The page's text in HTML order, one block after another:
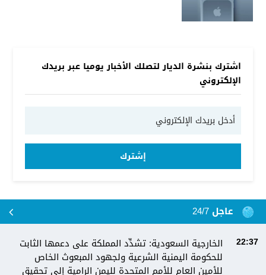
اشترك بنشرة الديار لتصلك الأخبار يوميا عبر بريدك
الإلكتروني
إشترك
عاجل 24/7
22:37
الخارجية السعودية: تشدِّد المملكة على دعمها الثابت
للحكومة اليمنية الشرعية ولجهود المبعوث الخاص
للأمين العام للأمم المتحدة لليمن الرامية إلى تحقيق